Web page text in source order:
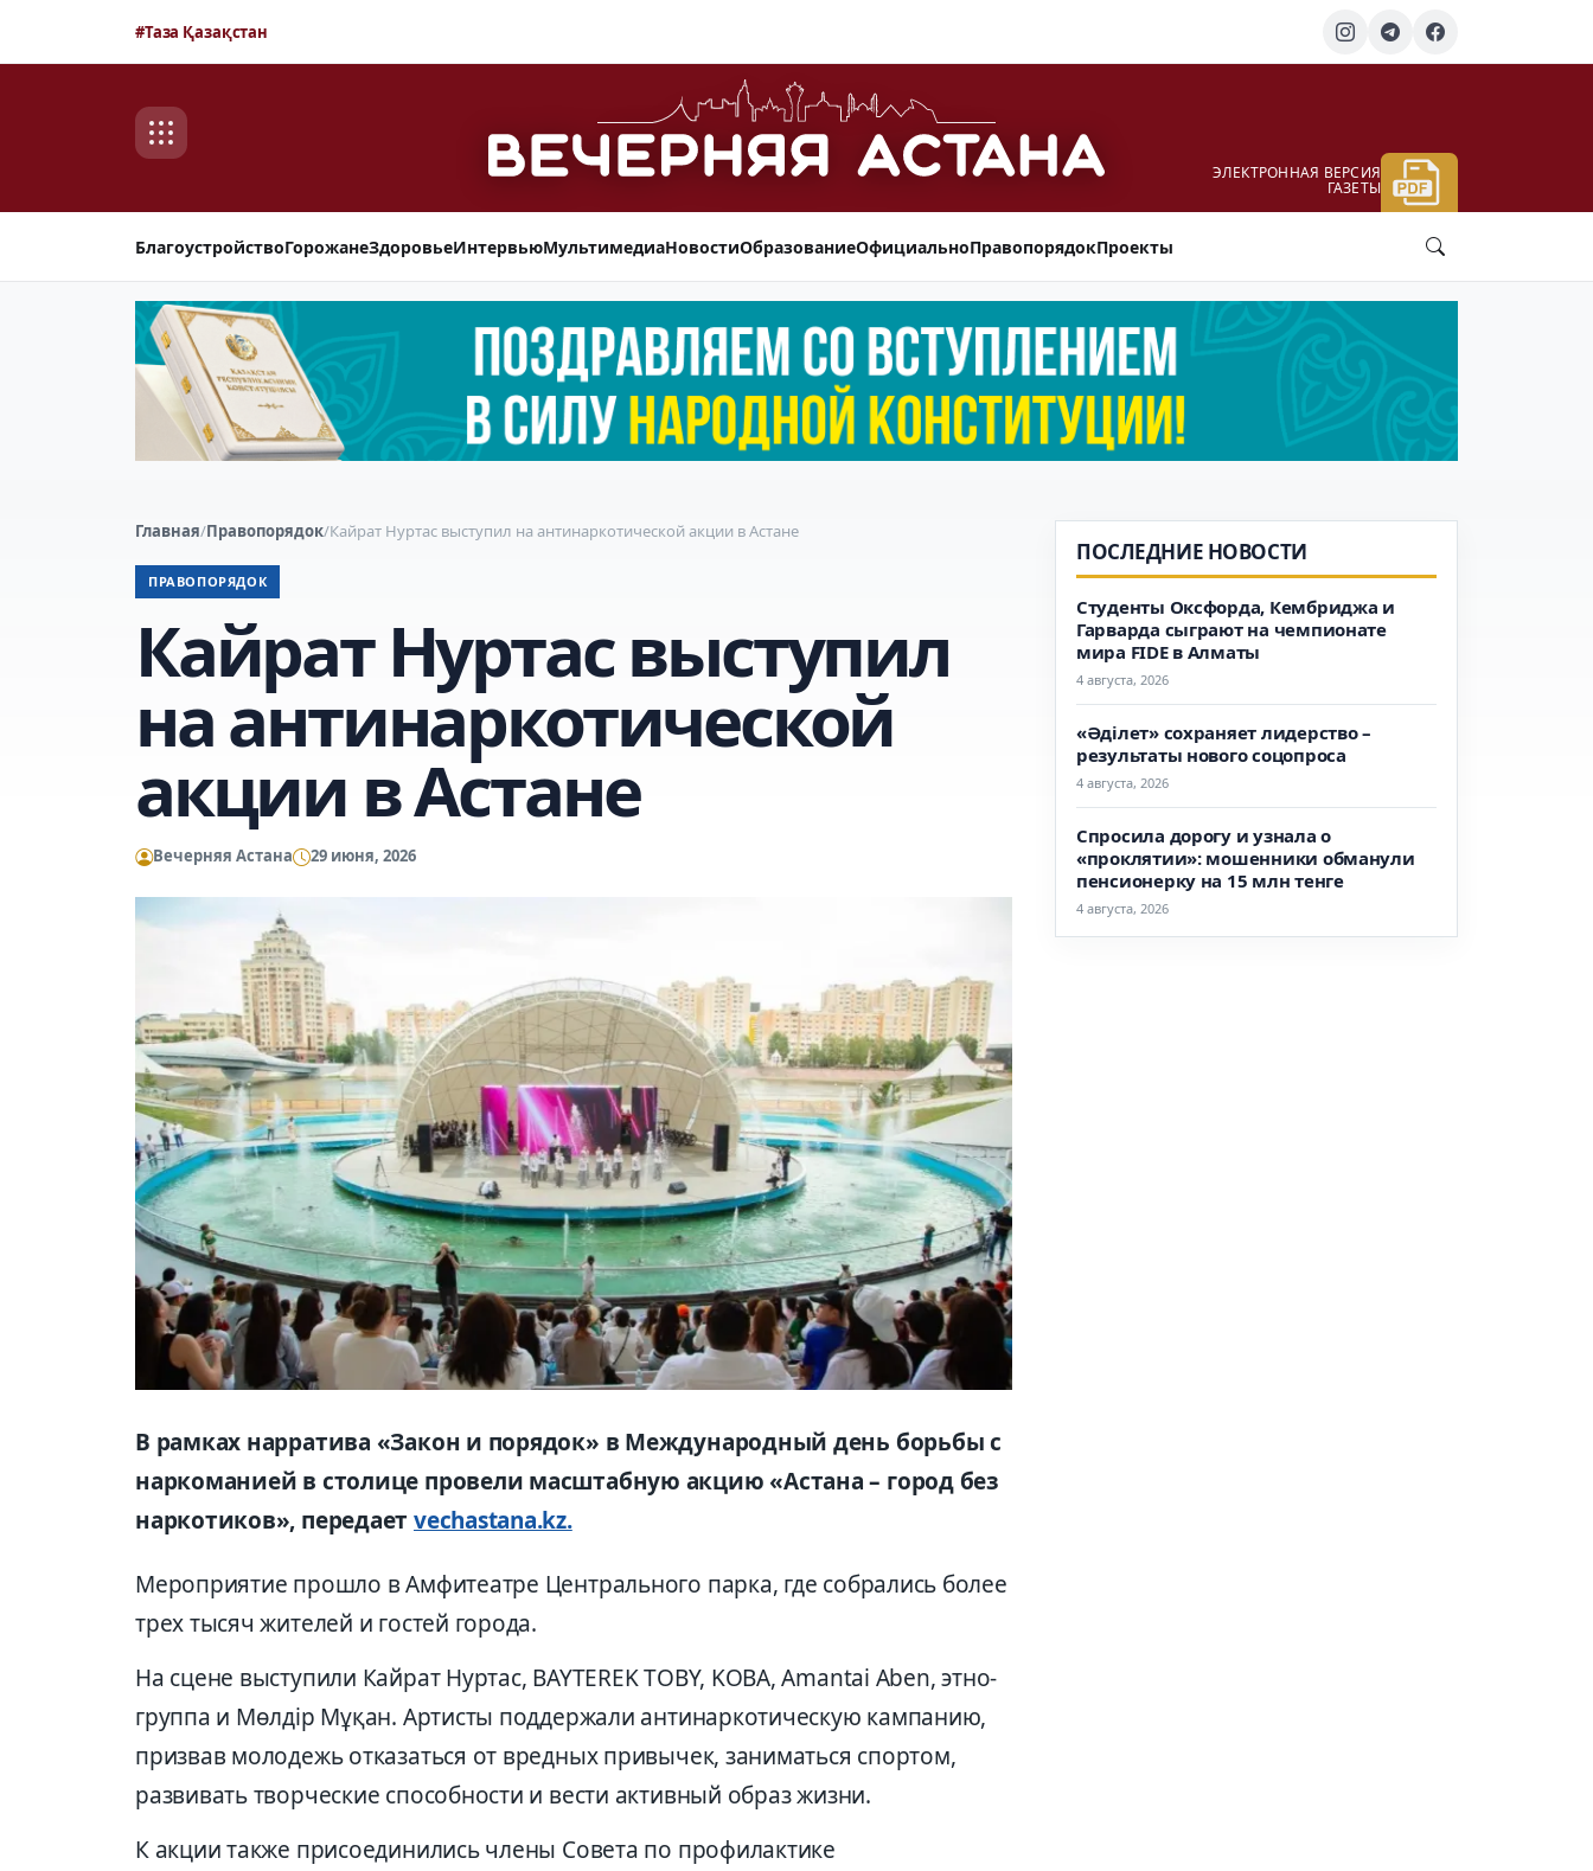
#Таза Қазақстан
ЭЛЕКТРОННАЯ ВЕРСИЯ
ГАЗЕТЫ
БлагоустройствоГорожанеЗдоровьеИнтервьюМультимедиаНовостиОбразованиеОфициальноПравопорядокПроекты
Главная/Правопорядок/Кайрат Нуртас выступил на антинаркотической акции в Астане
ПРАВОПОРЯДОК
Кайрат Нуртас выступил
на антинаркотической
акции в Астане
Вечерняя Астана 29 июня, 2026
В рамках нарратива «Закон и порядок» в Международный день борьбы с
наркоманией в столице провели масштабную акцию «Астана – город без
наркотиков», передает vechastana.kz.
Мероприятие прошло в Амфитеатре Центрального парка, где собрались более
трех тысяч жителей и гостей города.
На сцене выступили Кайрат Нуртас, BAYTEREK TOBY, KOBA, Amantai Aben, этно-
группа и Мөлдір Мұқан. Артисты поддержали антинаркотическую кампанию,
призвав молодежь отказаться от вредных привычек, заниматься спортом,
развивать творческие способности и вести активный образ жизни.
К акции также присоединились члены Совета по профилактике
ПОСЛЕДНИЕ НОВОСТИ
Студенты Оксфорда, Кембриджа и
Гарварда сыграют на чемпионате
мира FIDE в Алматы
4 августа, 2026
«Әділет» сохраняет лидерство –
результаты нового соцопроса
4 августа, 2026
Спросила дорогу и узнала о
«проклятии»: мошенники обманули
пенсионерку на 15 млн тенге
4 августа, 2026